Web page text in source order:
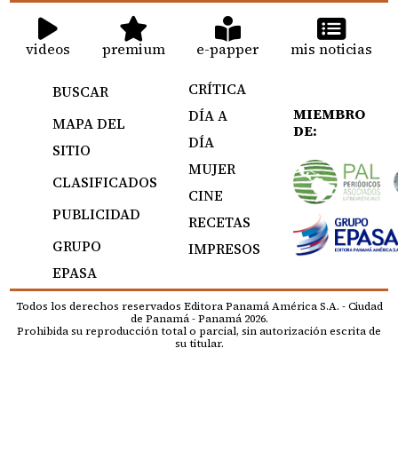
videos premium e-papper mis noticias
BUSCAR
MAPA DEL
SITIO
CLASIFICADOS
PUBLICIDAD
GRUPO
EPASA
CRÍTICA
DÍA A
DÍA
MUJER
CINE
RECETAS
IMPRESOS
MIEMBRO
DE:
Todos los derechos reservados Editora Panamá América S.A. - Ciudad
de Panamá - Panamá 2026.
Prohibida su reproducción total o parcial, sin autorización escrita de
su titular.